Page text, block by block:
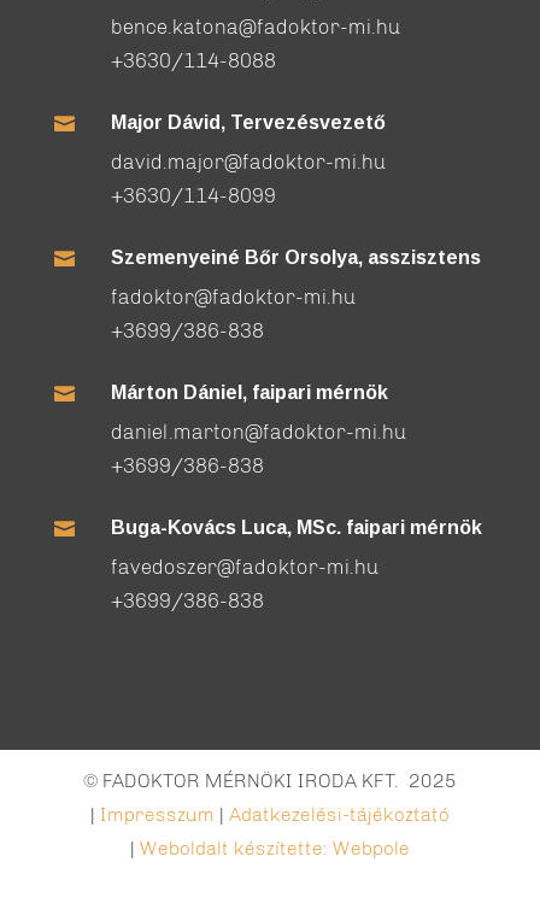
bence.katona@fadoktor-mi.hu
+3630/114-8088
 Major Dávid, Tervezésvezető
david.major@fadoktor-mi.hu
+3630/114-8099
 Szemenyeiné Bőr Orsolya, asszisztens
fadoktor@fadoktor-mi.hu
+3699/386-838
 Márton Dániel, faipari mérnök
daniel.marton@fadoktor-mi.hu
+3699/386-838
 Buga-Kovács Luca, MSc. faipari mérnök
favedoszer@fadoktor-mi.hu
+3699/386-838
© FADOKTOR MÉRNÖKI IRODA KFT. 2025
| Impresszum | Adatkezelési-tájékoztató
| Weboldalt készítette: Webpole